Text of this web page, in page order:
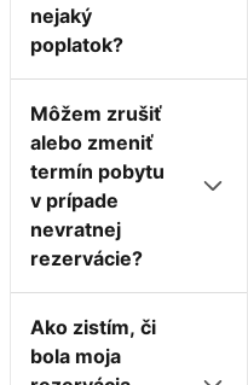
nejaký
poplatok?
Môžem zrušiť
alebo zmeniť
termín pobytu
v prípade
nevratnej
rezervácie?
Ako zistím, či
bola moja